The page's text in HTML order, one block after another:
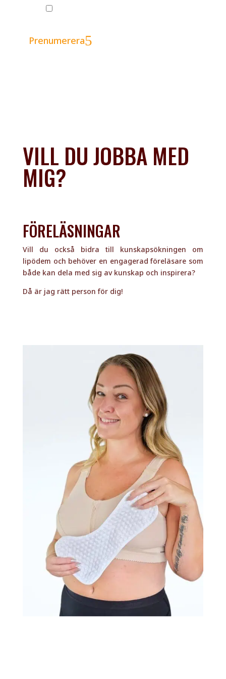
Prenumerera
VILL DU JOBBA MED
MIG?
FÖRELÄSNINGAR
Vill du också bidra till kunskapsökningen om
lipödem och behöver en engagerad föreläsare som
både kan dela med sig av kunskap och inspirera?
Då är jag rätt person för dig!